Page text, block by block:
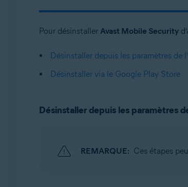
Pour désinstaller Avast Mobile Security
Désinstaller depuis les paramètres de
Désinstaller via le Google Play Store
Désinstaller depuis les paramètres
REMARQUE: Ces étapes